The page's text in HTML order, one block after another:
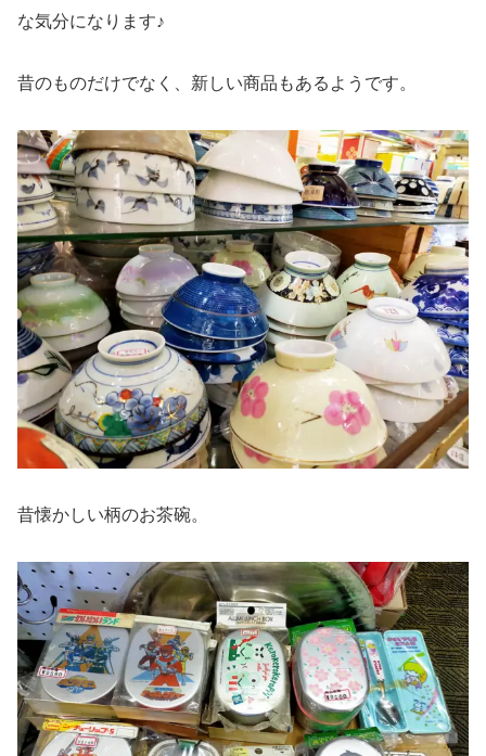
な気分になります♪
昔のものだけでなく、新しい商品もあるようです。
昔懐かしい柄のお茶碗。